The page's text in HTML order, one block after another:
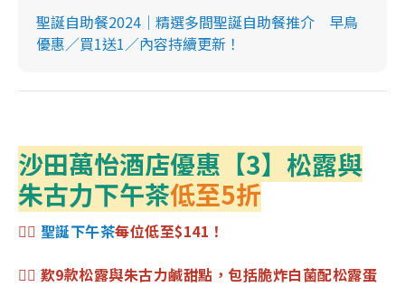
聖誕自助餐2024｜精選多間聖誕自助餐推介 早鳥
優惠／買1送1／內容持續更新！
沙田萬怡酒店優惠【3】松露與
朱古力下午茶低至5折
👉🏻 聖誕下午茶每位低至$141！
👉🏻 歎9款松露與朱古力鹹甜點，包括脆炸白菌配松露蛋